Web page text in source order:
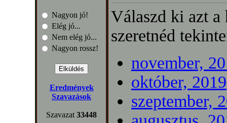
Nagyon jó!
Elég jó...
Nem elég jó...
Nagyon rossz!
Eredmények
Szavazások
Szavazat 33448
Válaszd ki azt
szeretnéd
november,
október, 2019
szeptember,